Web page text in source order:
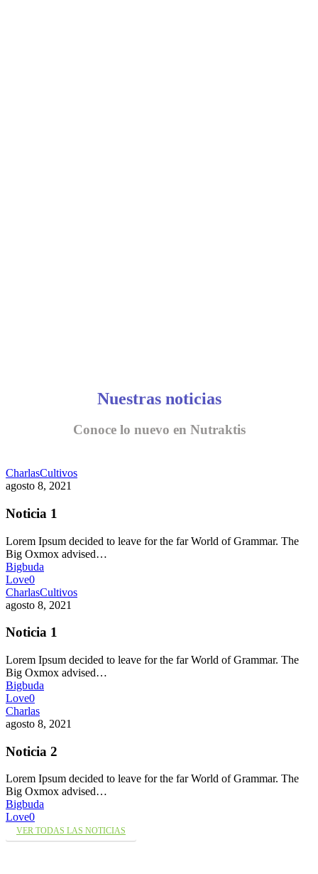
Nuestras noticias
Conoce lo nuevo en Nutraktis
CharlasCultivos
agosto 8, 2021
Noticia 1
Lorem Ipsum decided to leave for the far World of Grammar. The
Big Oxmox advised…
Bigbuda
Love0
CharlasCultivos
agosto 8, 2021
Noticia 1
Lorem Ipsum decided to leave for the far World of Grammar. The
Big Oxmox advised…
Bigbuda
Love0
Charlas
agosto 8, 2021
Noticia 2
Lorem Ipsum decided to leave for the far World of Grammar. The
Big Oxmox advised…
Bigbuda
Love0
VER TODAS LAS NOTICIAS